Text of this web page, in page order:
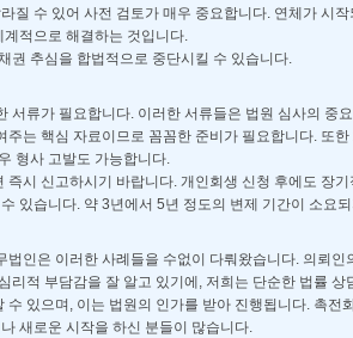
질 수 있어 사전 검토가 매우 중요합니다. 연체가 시
적으로 해결하는 것입니다.
권 추심을 합법적으로 중단시킬 수 있습니다.
서류가 필요합니다. 이러한 서류들은 법원 심사의 중
는 핵심 자료이므로 꼼꼼한 준비가 필요합니다. 또
형사 고발도 가능합니다.
시 신고하시기 바랍니다. 개인회생 신청 후에도 장
있습니다. 약 3년에서 5년 정도의 변제 기간이 소요
인은 이러한 사례들을 수없이 다뤄왔습니다. 의뢰
리적 부담감을 잘 알고 있기에, 저희는 단순한 법률
있으며, 이는 법원의 인가를 받아 진행됩니다. 촉
새로운 시작을 하신 분들이 많습니다.